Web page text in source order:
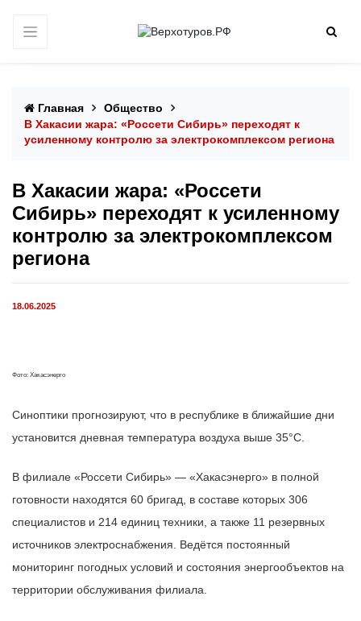
Главная
Общество
В Хакасии жара: «Россети Сибирь» переходят к
усиленному контролю за электрокомплексом региона
В Хакасии жара: «Россети
Сибирь» переходят к усиленному
контролю за электрокомплексом
региона
18.06.2025
Фото: Хакасэнерго
Синоптики прогнозируют, что в республике в ближайшие дни
установится дневная температура воздуха выше 35°С.
В филиале «Россети Сибирь» — «Хакасэнерго» в полной
готовности находятся 60 бригад, в составе которых 306
специалистов и 214 единиц техники, а также 11 резервных
источников электроснабжения. Ведётся постоянный
мониторинг погодных условий и состояния энергообъектов на
территории обслуживания филиала.